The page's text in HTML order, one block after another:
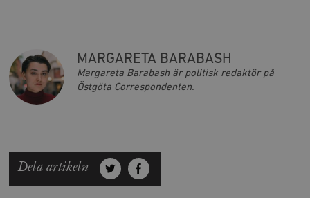
MARGARETA BARABASH
Margareta Barabash är politisk redaktör på
Östgöta Correspondenten.
Dela artikeln